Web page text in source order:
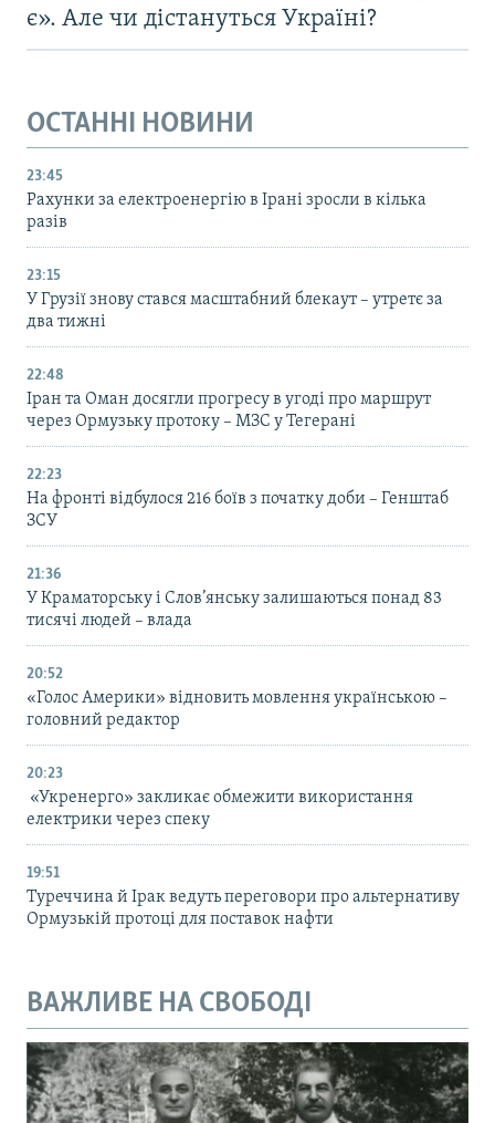
є». Але чи дістануться Україні?
ОСТАННІ НОВИНИ
23:45
Рахунки за електроенергію в Ірані зросли в кілька
разів
23:15
У Грузії знову стався масштабний блекаут – утретє за
два тижні
22:48
Іран та Оман досягли прогресу в угоді про маршрут
через Ормузьку протоку – МЗС у Тегерані
22:23
На фронті відбулося 216 боїв з початку доби – Генштаб
ЗСУ
21:36
У Краматорську і Слов’янську залишаються понад 83
тисячі людей – влада
20:52
«Голос Америки» відновить мовлення українською –
головний редактор
20:23
«Укренерго» закликає обмежити використання
електрики через спеку
19:51
Туреччина й Ірак ведуть переговори про альтернативу
Ормузькій протоці для поставок нафти
ВАЖЛИВЕ НА СВОБОДІ